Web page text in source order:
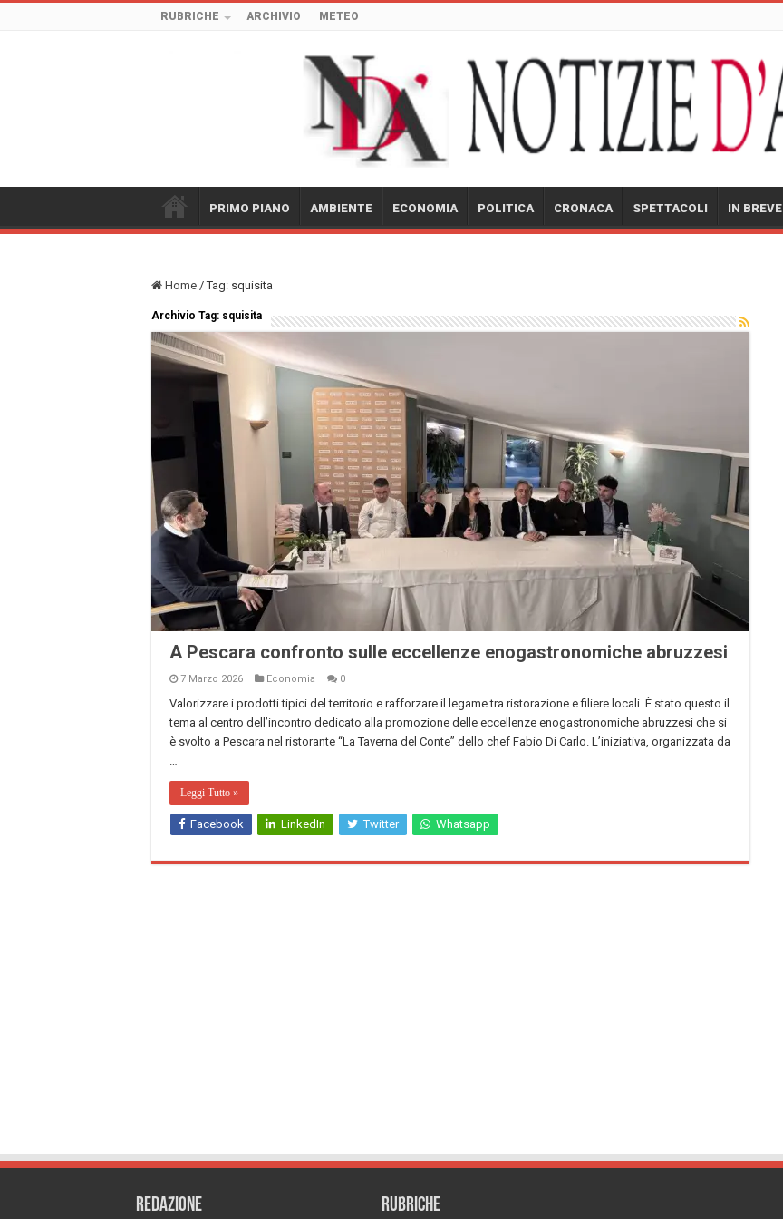
RUBRICHE ARCHIVIO METEO
PRIMO PIANO AMBIENTE ECONOMIA POLITICA CRONACA SPETTACOLI IN BREVE
Home / Tag: squisita
Archivio Tag: squisita
A Pescara confronto sulle eccellenze enogastronomiche abruzzesi
7 Marzo 2026 Economia 0
Valorizzare i prodotti tipici del territorio e rafforzare il legame tra ristorazione e filiere locali. È stato questo il
tema al centro dell’incontro dedicato alla promozione delle eccellenze enogastronomiche abruzzesi che si
è svolto a Pescara nel ristorante “La Taverna del Conte” dello chef Fabio Di Carlo. L’iniziativa, organizzata da
Leggi Tutto »
Facebook LinkedIn Twitter Whatsapp
REDAZIONE RUBRICHE